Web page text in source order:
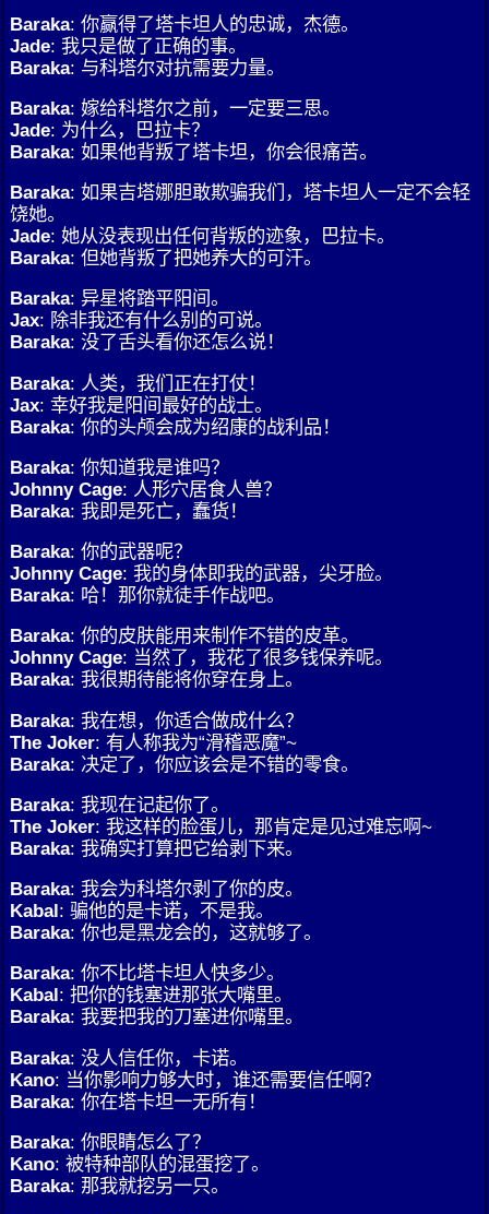
Baraka: 你赢得了塔卡坦人的忠诚，杰德。
Jade: 我只是做了正确的事。
Baraka: 与科塔尔对抗需要力量。
Baraka: 嫁给科塔尔之前，一定要三思。
Jade: 为什么，巴拉卡？
Baraka: 如果他背叛了塔卡坦，你会很痛苦。
Baraka: 如果吉塔娜胆敢欺骗我们，塔卡坦人一定不会轻
饶她。
Jade: 她从没表现出任何背叛的迹象，巴拉卡。
Baraka: 但她背叛了把她养大的可汗。
Baraka: 异星将踏平阳间。
Jax: 除非我还有什么别的可说。
Baraka: 没了舌头看你还怎么说！
Baraka: 人类，我们正在打仗！
Jax: 幸好我是阳间最好的战士。
Baraka: 你的头颅会成为绍康的战利品！
Baraka: 你知道我是谁吗？
Johnny Cage: 人形穴居食人兽？
Baraka: 我即是死亡，蠢货！
Baraka: 你的武器呢？
Johnny Cage: 我的身体即我的武器，尖牙脸。
Baraka: 哈！那你就徒手作战吧。
Baraka: 你的皮肤能用来制作不错的皮革。
Johnny Cage: 当然了，我花了很多钱保养呢。
Baraka: 我很期待能将你穿在身上。
Baraka: 我在想，你适合做成什么？
The Joker: 有人称我为“滑稽恶魔”~
Baraka: 决定了，你应该会是不错的零食。
Baraka: 我现在记起你了。
The Joker: 我这样的脸蛋儿，那肯定是见过难忘啊~
Baraka: 我确实打算把它给剥下来。
Baraka: 我会为科塔尔剥了你的皮。
Kabal: 骗他的是卡诺，不是我。
Baraka: 你也是黑龙会的，这就够了。
Baraka: 你不比塔卡坦人快多少。
Kabal: 把你的钱塞进那张大嘴里。
Baraka: 我要把我的刀塞进你嘴里。
Baraka: 没人信任你，卡诺。
Kano: 当你影响力够大时，谁还需要信任啊？
Baraka: 你在塔卡坦一无所有！
Baraka: 你眼睛怎么了？
Kano: 被特种部队的混蛋挖了。
Baraka: 那我就挖另一只。